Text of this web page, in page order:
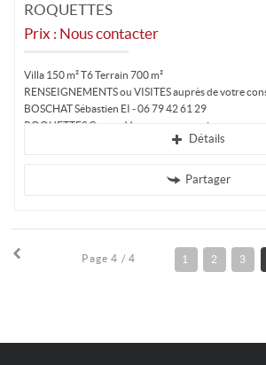
ROQUETTES
Prix : Nous contacter
Villa 150 m² T6 Terrain 700 m²
RENSEIGNEMENTS ou VISITES auprès de votre
BOSCHAT Sébastien EI - 06 79 42 61 29
ROQUETTES Centre. Vous serez conquis par cette...
Détails
Partager
Page 4 / 4 1 2 3